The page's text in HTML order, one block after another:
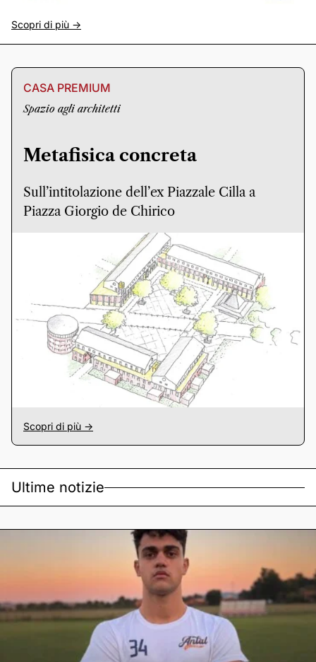
Scopri di più ->
CASA PREMIUM
Spazio agli architetti
Metafisica concreta
Sull’intitolazione dell’ex Piazzale Cilla a
Piazza Giorgio de Chirico
Scopri di più ->
Ultime notizie